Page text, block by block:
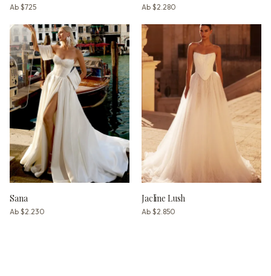
Ab $725 Ab $2.280
Sana
Ab $2.230
Jacline Lush
Ab $2.850